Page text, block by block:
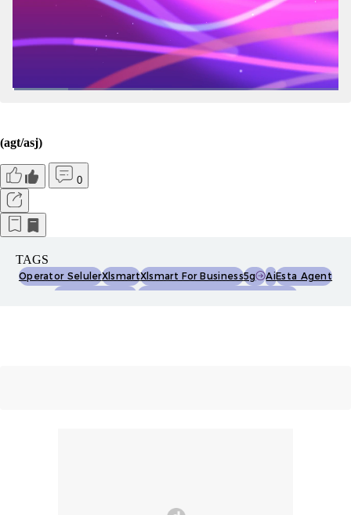
(agt/asj)
0
TAGS
Operator SelulerXlsmartXlsmart For Business5g AiEsta Agent